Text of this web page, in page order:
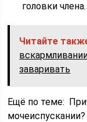
головки члена.
Читайте
заваривать
Ещё по теме:
мочеиспускании?